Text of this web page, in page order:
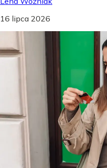
16 lipca 2026